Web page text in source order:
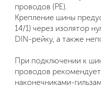
проводов (РЕ).
Крепление шины
14/1) через изолятор
DIN-рейку, а также
При подключении к
проводов
наконечниками-